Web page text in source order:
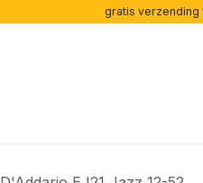
gratis verzending